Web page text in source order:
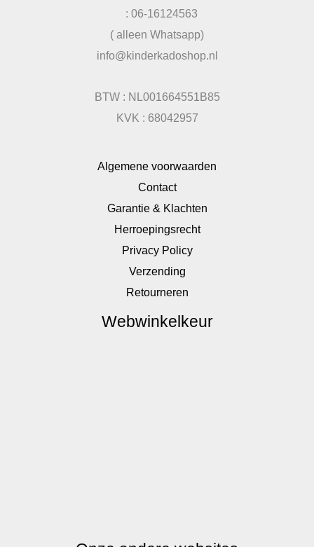
: 06-16124563
( alleen Whatsapp)
info@kinderkadoshop.nl
BTW : NL001664551B85
KVK : 68042957
Algemene voorwaarden
Contact
Garantie & Klachten
Herroepingsrecht
Privacy Policy
Verzending
Retourneren
Webwinkelkeur